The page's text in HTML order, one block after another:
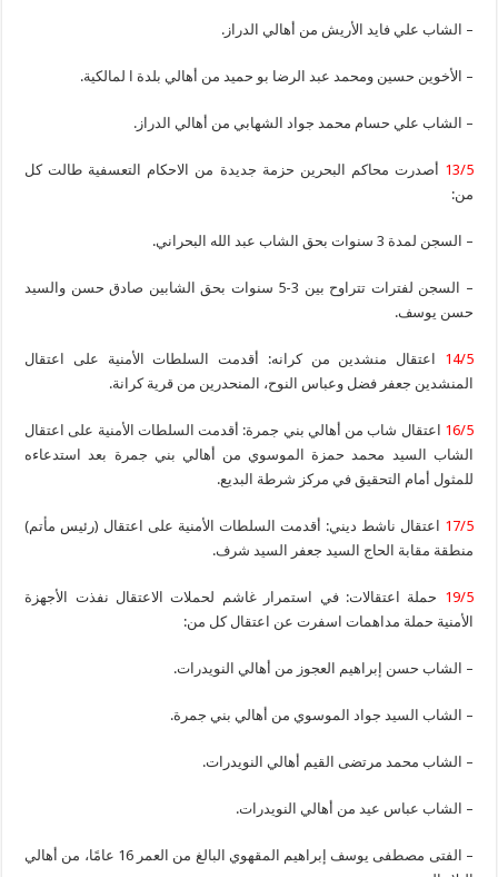
– الشاب علي فايد الأريش من أهالي الدراز.
– الأخوين حسين ومحمد عبد الرضا بو حميد من أهالي بلدة ا لمالكية.
– الشاب علي حسام محمد جواد الشهابي من أهالي الدراز.
13/5 أصدرت محاكم البحرين حزمة جديدة من الاحكام التعسفية طالت كل
من:
– السجن لمدة 3 سنوات بحق الشاب عبد الله البحراني.
– السجن لفترات تتراوح بين 3-5 سنوات بحق الشابين صادق حسن والسيد
حسن يوسف.
14/5 اعتقال منشدين من كرانه: أقدمت السلطات الأمنية على اعتقال
المنشدين جعفر فضل وعباس النوح، المنحدرين من قرية كرانة.
16/5 اعتقال شاب من أهالي بني جمرة: أقدمت السلطات الأمنية على اعتقال
الشاب السيد محمد حمزة الموسوي من أهالي بني جمرة بعد استدعاءه
للمثول أمام التحقيق في مركز شرطة البديع.
17/5 اعتقال ناشط ديني: أقدمت السلطات الأمنية على اعتقال (رئيس مأتم)
منطقة مقابة الحاج السيد جعفر السيد شرف.
19/5 حملة اعتقالات: في استمرار غاشم لحملات الاعتقال نفذت الأجهزة
الأمنية حملة مداهمات اسفرت عن اعتقال كل من:
– الشاب حسن إبراهيم العجوز من أهالي النويدرات.
– الشاب السيد جواد الموسوي من أهالي بني جمرة.
– الشاب محمد مرتضى القيم أهالي النويدرات.
– الشاب عباس عيد من أهالي النويدرات.
– الفتى مصطفى يوسف إبراهيم المقهوي البالغ من العمر 16 عامًا، من أهالي